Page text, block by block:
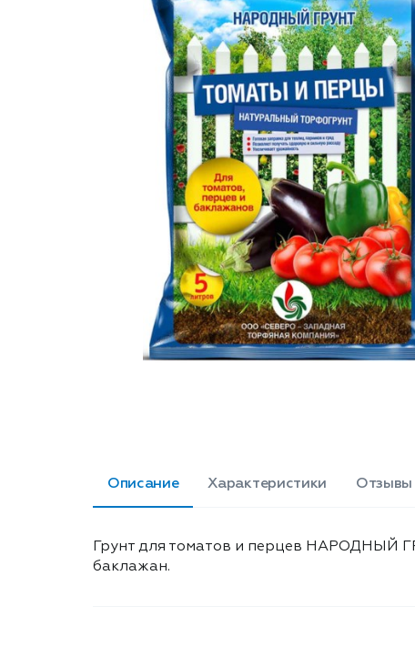
Описание Характеристики Отзывы
Грунт для томатов и перцев НАРОДНЫЙ
баклажан.